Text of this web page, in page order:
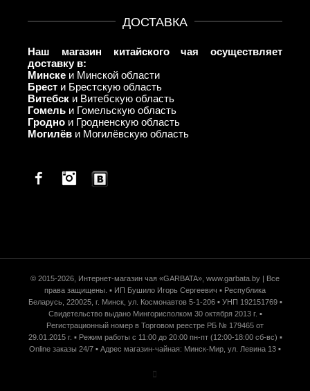
ДОСТАВКА
Наш магазин китайского чая осуществляет
доставку в:
Минске и Минской области
Брест и Брестскую область
Витебск и Витебскую область
Гомель и Гомельскую область
Гродно и Гродненскую область
Могилёв и Могилёвскую область
Facebook
© 2015-2026, Интернет-магазин чая «GARBATA», www.garbata.by | Все
права защищены. ▪ ИП Бушило Игорь Сергеевич ▪ Республика
Беларусь, 220025, г. Минск, ул. Космонавтов 5-1-206 ▪ УНП 192151769 ▪
Свидетельство выдано Мингорисполком 30 октября 2013 г. ▪
Регистрационный номер в Торговом реестре РБ № 179465 от
29.01.2015 г. ▪ Режим работы c 11:00 до 20:00 пн-пт (12:00-18:00 сб-вс) ▪
Online заказы 24/7 ▪ Адрес магазин-чайная: Минск-Мир, ул. Левина 13 ▪